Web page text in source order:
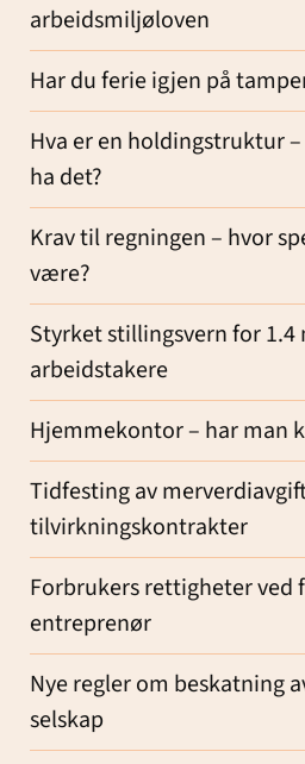
arbeidsmiljøloven
Har du ferie igjen på
Hva er en holdingstruktur
ha det?
Krav til regningen – hvor
være?
Styrket stillingsvern for
arbeidstakere
Hjemmekontor – har man
Tidfesting av
tilvirkningskontrakter
Forbrukers rettigheter ved
entreprenør
Nye regler om beskatning
selskap